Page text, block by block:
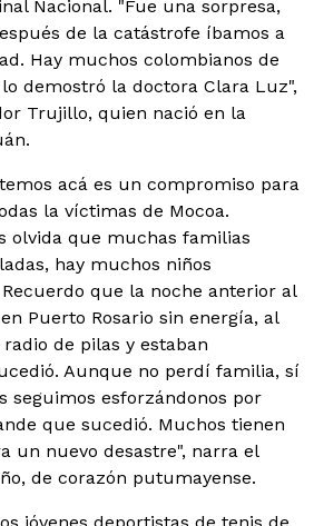
Nacional. "Fue una sorpresa,
de la catástrofe íbamos a
Hay muchos colombianos de
demostró la doctora Clara Luz",
Trujillo, quien nació en la
acá es un compromiso para
la víctimas de Mocoa.
olvida que muchas familias
hay muchos niños
que la noche anterior al
Puerto Rosario sin energía, al
de pilas y estaban
Aunque no perdí familia, sí
seguimos esforzándonos por
que sucedió. Muchos tienen
un nuevo desastre", narra el
de corazón putumayense.
jóvenes deportistas de tenis de